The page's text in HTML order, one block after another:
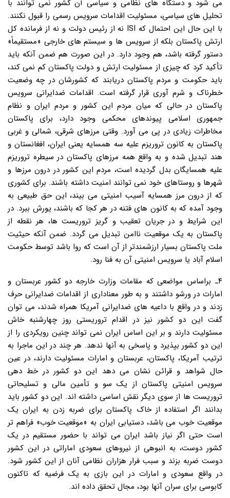
می شود و دستگاه های نظامی و سیاسی آن کشور نمی توانند با
تحلیل های سیاسی، مسئولیت اقدامات سرویس رسمی را قبول نکنند.
با این حال این احتمال که ISI نه از رئیس دولت و نه از فرمانده کل
ارتش پاکستان بلکه از سرویس ها و سیستم های خارجی «مستقیماً»
دستور گرفته باشد، هم وجود دارد. در این صورت هم ضمن آنکه باید
تأکید کرد که چیزی از مسئولیت ارتش و دولت پاکستان کم نمی کند،
باید حکومت و مردم پاکستان دریابند که کشورشان در چه وضعیت
خطرناک و شرم آوری قرار گرفته است. اقدامات ضدایرانی سرویس
پاکستان در حالی که میان مردم این کشور و مردم ایران و نظام
جمهوری اسلامی پیوندهای محکمی وجود دارد، برای پاکستان
مخاطرات زیادی در پی می آورد. وقتی مرزهای شرقی، شمالی و غربی
پاکستان به کانون تروریزم علیه سه همسایه یعنی ایران، افغانستان و
هند تبدیل شده و به واقع همه مرزهای پاکستان در سیطره تروریزم
علیه همسایگان بدل گردیده است، مردم این کشور در درون مرزها و
شهرها و روستاهای خود نمی توانند امنیت داشته باشند. برای کشوری
که از درون مرز همسایه آسیب امنیتی می بیند، این حق طبیعی به
وجود آمده که به کانون های فتنه در هر کجا که باشند، یورش ببرد. در
این شرایط و در جریان تعقیب و گریز تروریست ها، هر نقطه از
پاکستان به یک موقعیت ناامن تبدیل می گردد. ضمن آنکه حیثیت
ملت پاکستان بسیار ارزشمندتر از آن است که روا باشد توسط حکومت
اسلام آباد یا سرویس امنیتی آن به فنا رود.
۴ـ براساس مواضعی که مقامات وزارت خارجه دو کشور عربستان و
امارات در ورشو داشتند و به طور معناداری از اقدامات ضدایرانی حرف
زدند و در واقع با داعیه های ضدایرانی آمریکا همراه شدند، می توان
گفت این دو کشور نیز در اقدام تروریستی روز چهارشنبه خاش
مسئولیت دارند و بر این اساس ایران نمی تواند چنین رویکردی را از
این دو کشور بپذیرد و پاسخی به آنها ندهد. هر چند در این ماجرا به
ترتیب آمریکا، پاکستان، عربستان و امارات مسئولیت دارند، در عین
حال شواهد و قرائن نشان می دهد این دو کشور در خط دهی
سرویس امنیتی پاکستان از یک سو و تأمین مالی و تسلیحاتی
تروریست ها از سوی دیگر نقش اساسی داشته اند. این دو کشور باید
بدانند اگر استفاده از خاک پاکستان برای ضربه زدن به ایران یک
موقعیت خوب می باشد، دستیابی ایران به «موقعیت خوب» فراهم تر
است حتی اگر نیاز باشد ایران می تواند با حضور مستقیم در یک
کشور دوست، به انبوهی از نیروهای سعودی اماراتی در این کشور
دوست ضربه بزند و سبب فرار هزاران نظامی آنان از این کشور شود.
در واقع سعودی و امارات در این بازی به یک فرضیه که تاکنون
کابوسی برای سران آنها بود، مجال تحقق داده اند.